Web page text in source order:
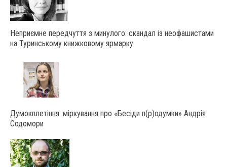
Неприємне передчуття з минулого: скандал із неофашистами
на Туринському книжковому ярмарку
Думокплетіння: міркування про «Бесіди п(р)одумки» Андрія
Содомори